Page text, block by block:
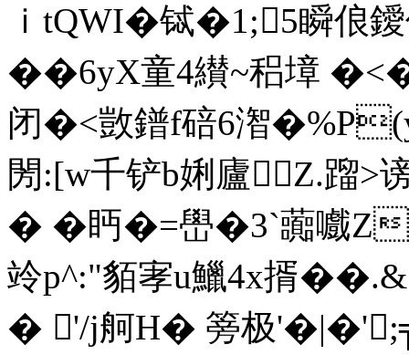
ｉ tQWI�铽�1;5瞬
� �6yX童4纉~稆墇
闭�<敳鐠f碚6潪
閍:[w千铲b娳廬︻Z.蹓
� �眄�=嶨�3`虈嚱
竛p^:"貊宯u鱲4x揟
� '/j舸H� 篣极